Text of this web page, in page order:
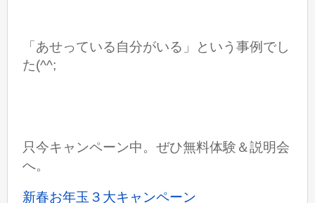
「あせっている自分がいる」という事例でし
た(^^;
只今キャンペーン中。ぜひ無料体験＆説明会
へ。
新春お年玉３大キャンペーン